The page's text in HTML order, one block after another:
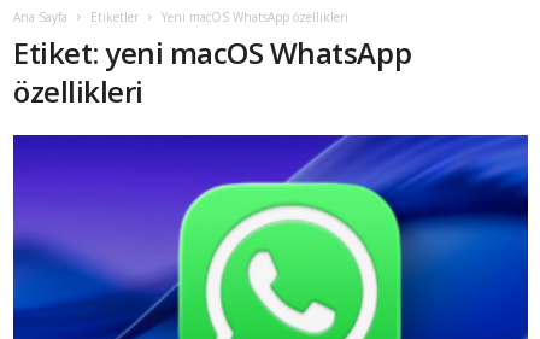
Ana Sayfa Etiketler Yeni macOS WhatsApp özellikleri
Etiket: yeni macOS WhatsApp
özellikleri